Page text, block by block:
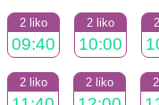
2 liko
09:40
2 liko
10:00
2 liko 2 liko